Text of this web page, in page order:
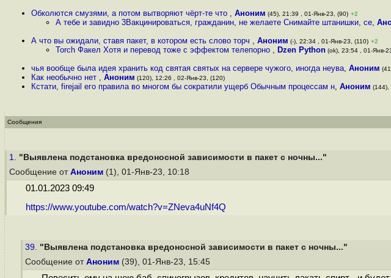
Обколются смузями, а потом вытворяют чёрт-те что , Аноним (45), 21:39 , 01-Янв-23, (90) +2
А тебе и завидно 3Вакцинироваться, гражданин, не желаете Снимайте штанишки, се,
А что вы ожидали, ставя пакет, в котором есть слово торч , Аноним (-), 22:34 , 01-Янв-23, (110) +2
Torch Факел Хотя и перевод тоже с эффектом телепорно , Dzen Python (ok), 23:54 , 01-Янв-
чья вообще была идея хранить код святая святых на сервере чужого, иногда неува, Аноним
Как необычно нет , Аноним (120), 12:26 , 02-Янв-23, (120)
Кстати, firejail его правила во многом бы сократили ущерб Обычным процессам н, Аноним (144),
Сообщения
1. "Выявлена подстановка вредоносной зависимости в пакет с ночны..."
Сообщение от Аноним (1), 01-Янв-23, 10:18
01.01.2023 09:49
https://www.youtube.com/watch?v=ZNeva4uNf4Q
39. "Выявлена подстановка вредоносной зависимости в пакет с ночны..."
Сообщение от Аноним (39), 01-Янв-23, 15:45